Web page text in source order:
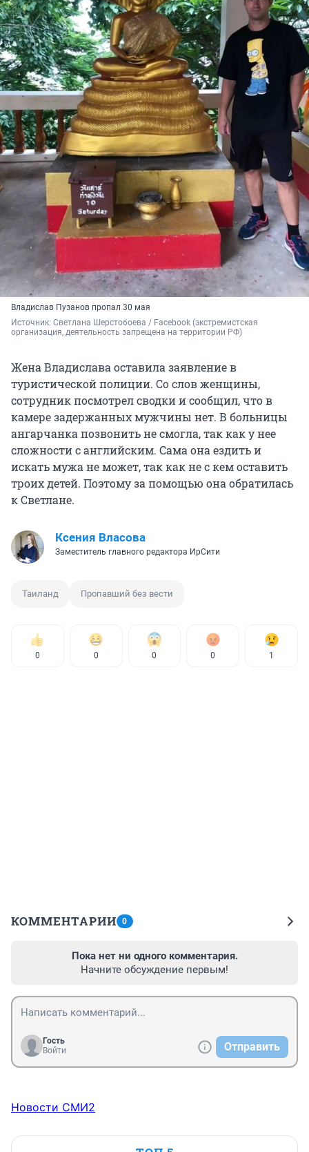
Владислав Пузанов пропал 30 мая
Источник: Светлана Шерстобоева / Facebook (экстремистская
организация, деятельность запрещена на территории РФ)
Жена Владислава оставила заявление в
туристической полиции. Со слов женщины,
сотрудник посмотрел сводки и сообщил, что в
камере задержанных мужчины нет. В больницы
ангарчанка позвонить не смогла, так как у нее
сложности с английским. Сама она ездить и
искать мужа не может, так как не с кем оставить
троих детей. Поэтому за помощью она обратилась
к Светлане.
Ксения Власова
Заместитель главного редактора ИрСити
Таиланд Пропавший без вести
0 0 0 0 1
КОММЕНТАРИИ 0
Пока нет ни одного комментария.
Начните обсуждение первым!
Гость
Войти
Отправить
Новости СМИ2